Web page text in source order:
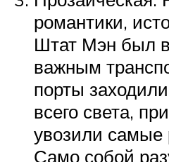
романтики,
Штат Мэн был
важным
порты
всего света,
увозили самые
Само собой